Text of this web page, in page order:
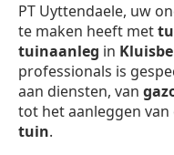
PT Uyttendaele, uw
te maken heeft met
tuinaanleg in
professionals is
aan diensten, van
tot het aanleggen van
tuin.